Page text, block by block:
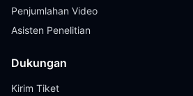
Penjumlahan Video
Asisten Penelitian
Dukungan
Kirim Tiket